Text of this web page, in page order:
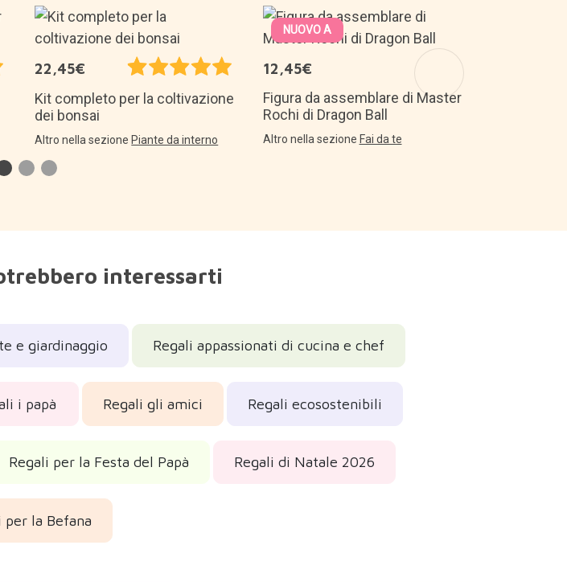
22,45€
Kit completo per la coltivazione
dei bonsai
Altro nella sezione Piante da interno
NUOVO A
12,45€
Figura da assemblare di Master
Rochi di Dragon Ball
Altro nella sezione Fai da te
interessarti
e giardinaggio Regali appassionati di cucina e chef
i papà Regali gli amici Regali ecosostenibili
Regali per la Festa del Papà Regali di Natale 2026
per la Befana